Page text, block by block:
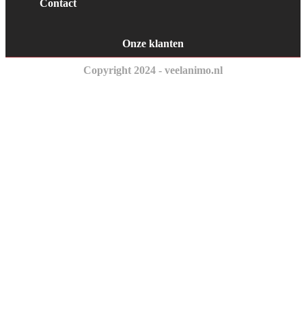
Contact
Onze klanten
Copyright 2024 - veelanimo.nl